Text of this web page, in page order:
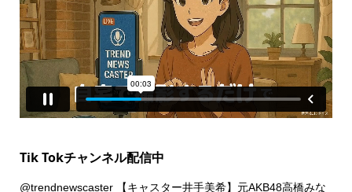
Tik Tokチャンネル配信中
@trendnewscaster【キャスター井手美希】元AKB48高橋みな